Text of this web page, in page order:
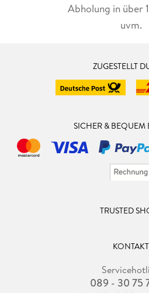
Abholung in über
uvm.
ZUGESTELLT
SICHER & BEQUEM
TRUSTED
KONTAKT
089 - 30 75